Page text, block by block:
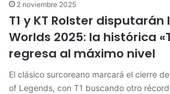
2 noviembre 2025
T1 y KT Rolster
Worlds 2025: la histórica
regresa al máximo nivel
El clásico surcoreano marcará el cierre
of Legends, con T1 buscando otro